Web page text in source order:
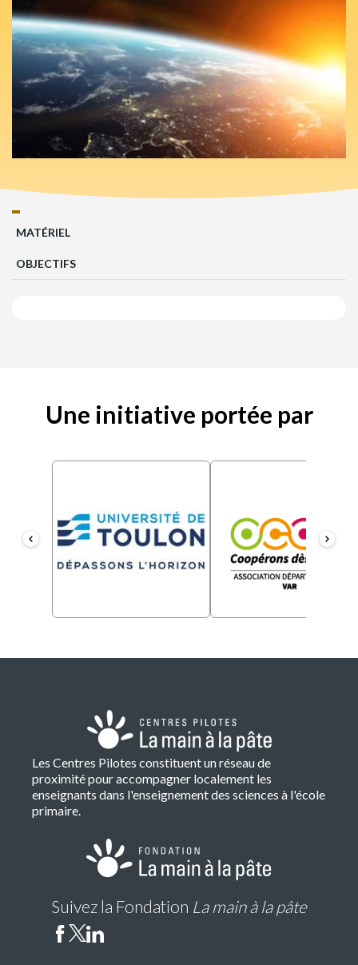
MATÉRIEL
OBJECTIFS
Une initiative portée par
Les Centres Pilotes constituent un réseau de
proximité pour accompagner localement les
enseignants dans l'enseignement des sciences à l'école
primaire.
Suivez la Fondation La main à la pâte